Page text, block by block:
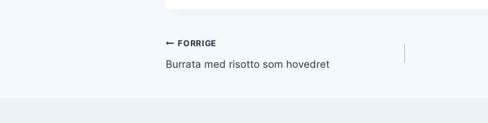
Indlægsnavigation
FORRIGE
Burrata med risotto som hovedret